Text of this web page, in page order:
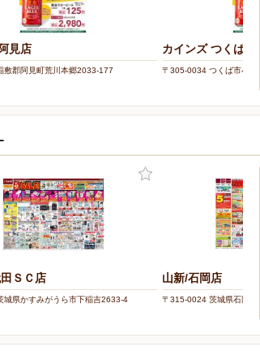
見店
敷郡阿見町荒川本郷2033-177
カインズ つくば店
〒305-0034 つくば市小野
ＳＣ店
城県かすみがうら市下稲吉2633-4
山新/石岡店
〒315-0024 茨城県石岡市